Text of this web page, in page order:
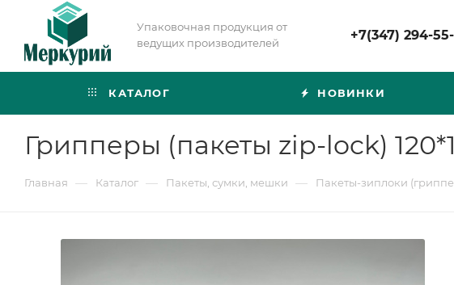
Упаковочная продукция от
ведущих производителей
+7(347) 294-
КАТАЛОГ НОВИНКИ
Грипперы (пакеты zip-lock)
Главная — Каталог — Пакеты, сумки, мешки — Пакеты-зиплоки